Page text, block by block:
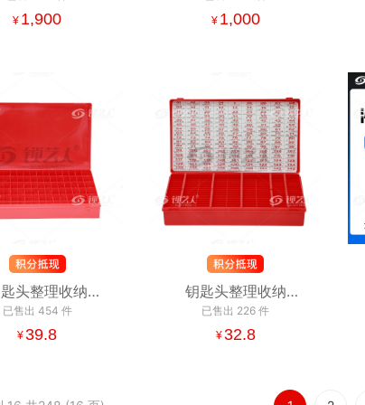
装2100个」
¥ 1,900
支盒装1050个」
¥ 1,000
头整理收纳
格 折叠钥匙坯
整理盒
已售出 454 件
¥39.8
钥匙头整理收纳
盒-144格 折叠钥匙坯
整理盒
已售出 226 件
¥32.8